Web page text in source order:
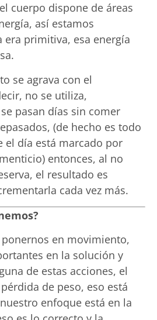
cuerpo dispone de áreas
así estamos
era primitiva, esa energía
se agrava con el
no se utiliza,
pasan días sin comer
(de hecho es todo
el día está marcado por
entonces, al no
el resultado es
cada vez más.
en movimiento,
en la solución y
de estas acciones, el
de peso, eso está
enfoque está en la